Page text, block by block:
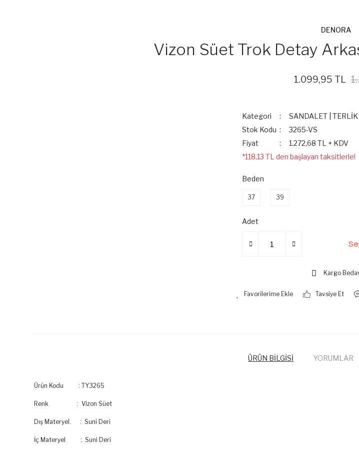
DENORA
Vizon Süet Trok Detay
1.099,95 TL
Kategori
SANDALET | TERLİK
Stok Kodu
3265-VS
Fiyat
1.272,68 TL + KDV
*118,13 TL den başlayan taksitlerle!
Beden
37 39
Adet
Kargo
Tavsiye Et
ÜRÜN BİLGİSİ YORUMLAR
Ürün Kodu : TY3265
Renk : Vizon Süet
Dış Materyel. : Suni Deri
İç Materyel : Suni Deri